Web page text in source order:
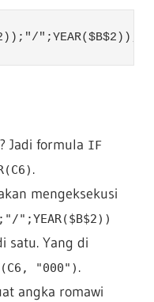
";YEAR($B$2));C6)
Jadi formula IF
.
mengeksekusi
";YEAR($B$2))
satu. Yang di
"000") .
angka romawi